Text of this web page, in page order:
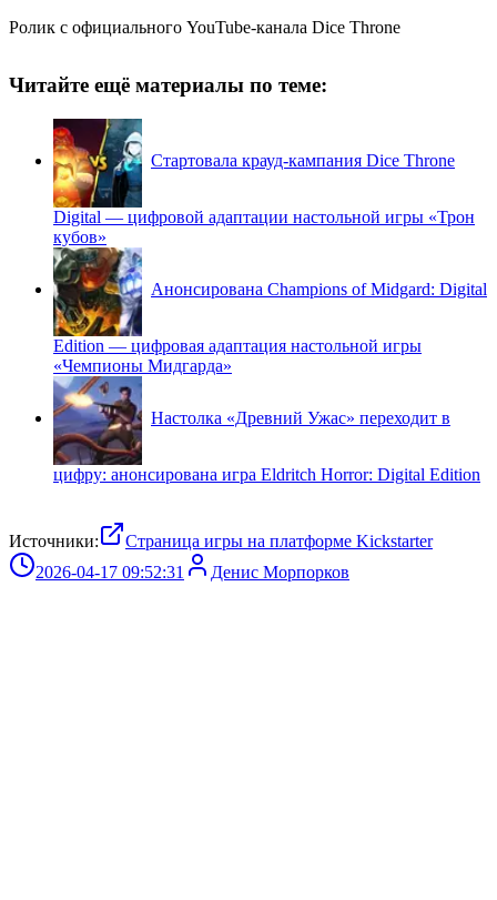
Ролик с официального YouTube-канала Dice Throne
Читайте ещё материалы по теме:
Стартовала крауд-кампания Dice Throne
Digital — цифровой адаптации настольной игры «Трон
кубов»
Анонсирована Champions of Midgard: Digital
Edition — цифровая адаптация настольной игры
«Чемпионы Мидгарда»
Настолка «Древний Ужас» переходит в
цифру: анонсирована игра Eldritch Horror: Digital Edition
Источники:
Страница игры на платформе Kickstarter
2026-04-17 09:52:31
Денис Морпорков